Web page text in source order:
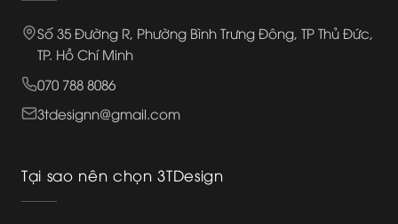
Số 35 Đường R, Phường Bình Trưng Đông, TP Thủ Đức,
TP. Hồ Chí Minh
070 788 8086
3tdesignn@gmail.com
Tại sao nên chọn 3TDesign